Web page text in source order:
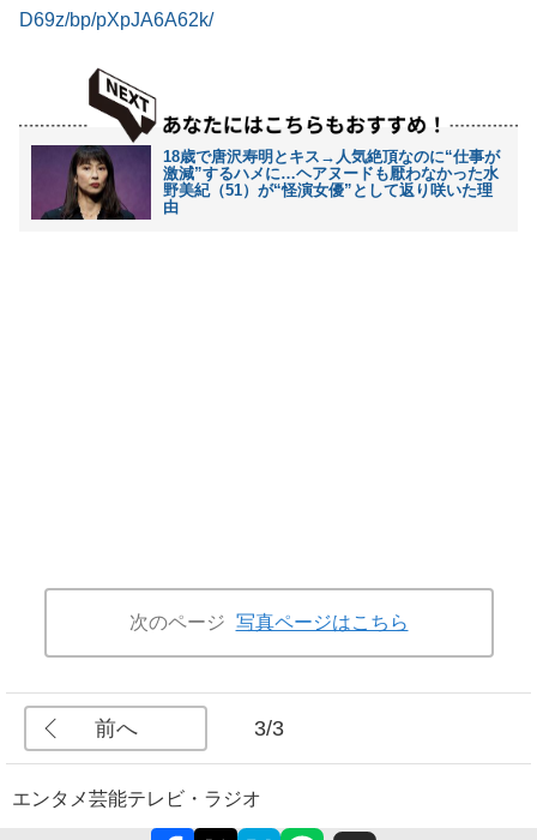
D69z/bp/pXpJA6A62k/
18歳で唐沢寿明とキス→人気絶頂なのに“仕事が
激減”するハメに…ヘアヌードも厭わなかった水
野美紀（51）が“怪演女優”として返り咲いた理
由
次のページ 写真ページはこちら
前へ 3/3
エンタメ芸能テレビ・ラジオ